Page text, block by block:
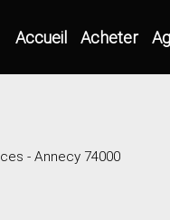
Accueil Acheter